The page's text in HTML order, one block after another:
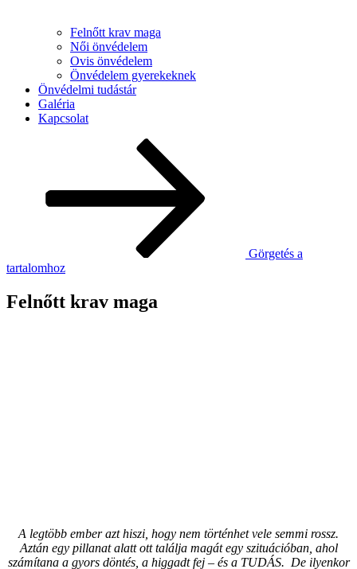
Felnőtt krav maga
Női önvédelem
Ovis önvédelem
Önvédelem gyerekeknek
Önvédelmi tudástár
Galéria
Kapcsolat
Görgetés a
tartalomhoz
Felnőtt krav maga
A legtöbb ember azt hiszi, hogy nem történhet vele semmi rossz.
Aztán egy pillanat alatt ott találja magát egy szituációban, ahol
számítana a gyors döntés, a higgadt fej – és a TUDÁS. De ilyenkor